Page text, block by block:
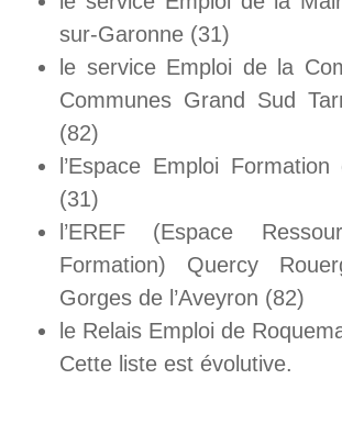
sur-Garonne (31)
le service Emploi de la
Communes Grand Sud
(82)
l’Espace Emploi
(31)
l’EREF (Espace
Formation) Quercy
Gorges de l’Aveyron (82)
le Relais Emploi de
Cette liste est évolutive.